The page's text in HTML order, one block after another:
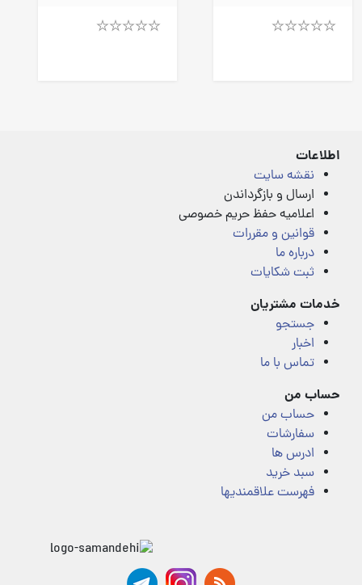
اطلاعات
نقشه سایت
ارسال و بازگرداندن
اعلامیه حفظ حریم خصوصی
قوانین و مقررات
درباره ما
ثبت شکایات
خدمات مشتریان
جستجو
اخبار
تماس با ما
حساب من
حساب من
سفارشات
ادرس ها
سبد خرید
فهرست علاقمندیها